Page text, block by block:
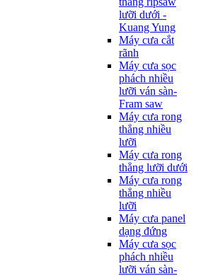
lưỡi dưới -
Kuang Yung
Máy cưa cắt
rãnh
Máy cưa sọc
phách nhiều
lưỡi ván sàn-
Fram saw
Máy cưa rong
thẳng nhiều
lưỡi
Máy cưa rong
thẳng lưỡi dưới
Máy cưa rong
thẳng nhiều
lưỡi
Máy cưa panel
dạng đứng
Máy cưa sọc
phách nhiều
lưỡi ván sàn-